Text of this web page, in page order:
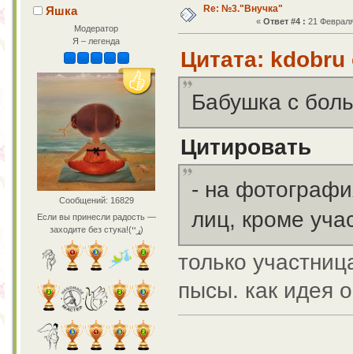
Яшка
Модератор
Я – легенда
Сообщений: 16829
Если вы принесли радость —
заходите без стука!(ړײ)
Re: №3."Внучка"
« Ответ #4 : 21
Цитата: kdobru
Бабушка с
Цитировать
- на
лиц, кроме
только
пысы. как идея